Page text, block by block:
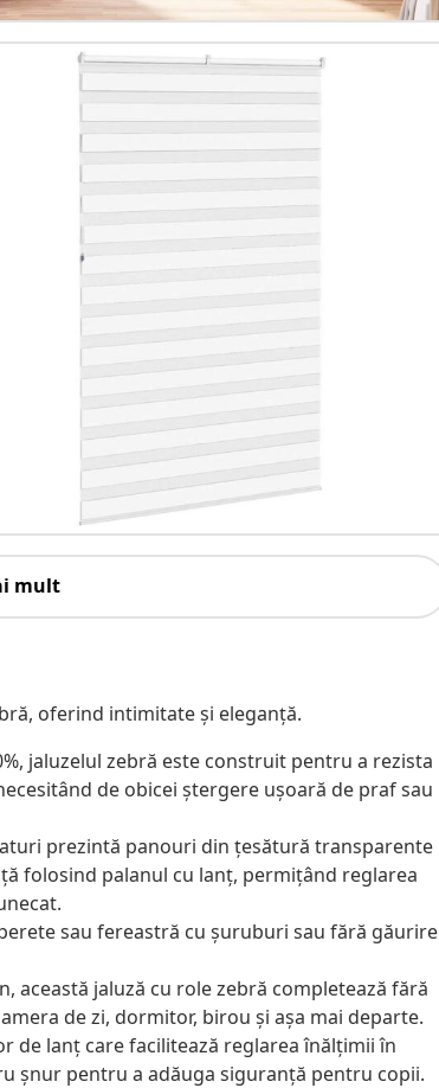
mult
oferind intimitate și eleganță.
jaluzelul zebră este construit pentru a rezista
de obicei ștergere ușoară de praf sau
prezintă panouri din țesătură transparente
folosind palanul cu lanț, permițând reglarea
sau fereastră cu șuruburi sau fără găurire
această jaluză cu role zebră completează fără
de zi, dormitor, birou și așa mai departe.
de lanț care facilitează reglarea înălțimii în
șnur pentru a adăuga siguranță pentru copii.